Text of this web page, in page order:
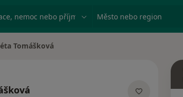
nemoc nebo příjmení Město nebo region
Tomášková